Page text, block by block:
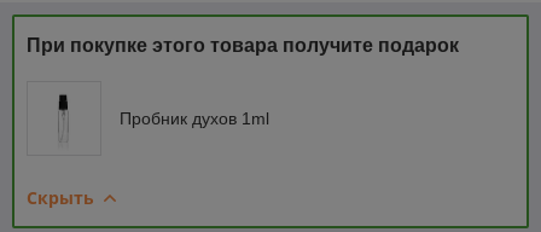
При покупке этого товара получите подарок
Пробник духов 1ml
Скрыть